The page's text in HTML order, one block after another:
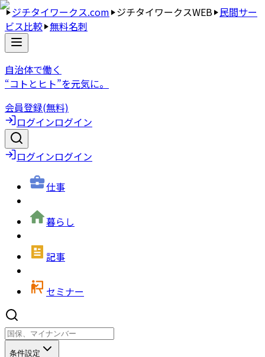
ジチタイワークス.com ジチタイワークスWEB 民間サー
ビス比較 無料名刺
自治体で働く
“コトとヒト”を元気に。
会員登録(無料)
ログインログイン
ログインログイン
仕事
暮らし
記事
セミナー
条件設定